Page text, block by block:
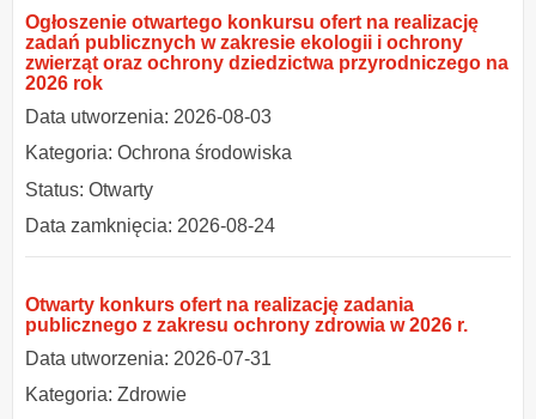
Ogłoszenie otwartego konkursu ofert na realizację
zadań publicznych w zakresie ekologii i ochrony
zwierząt oraz ochrony dziedzictwa przyrodniczego na
2026 rok
Data utworzenia: 2026-08-03
Kategoria: Ochrona środowiska
Status: Otwarty
Data zamknięcia: 2026-08-24
Otwarty konkurs ofert na realizację zadania
publicznego z zakresu ochrony zdrowia w 2026 r.
Data utworzenia: 2026-07-31
Kategoria: Zdrowie